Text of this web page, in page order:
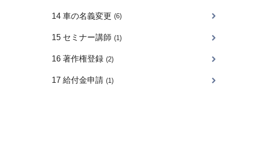
14 車の名義変更 (6)
15 セミナー講師 (1)
16 著作権登録 (2)
17 給付金申請 (1)